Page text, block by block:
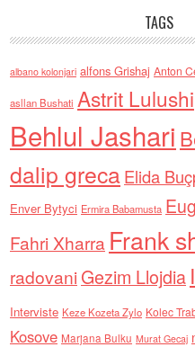
TAGS
albano kolonjari alfons Grishaj Anton
asllan Bushati Astrit Lulushi
Behlul Jashari
dalip grecaElida
Enver Bytyci Ermira Babamusta
Fahri Xharra Frank
radovaniGezim Llojdia
Interviste Keze Kozeta Zylo Kolec
Kosove Marjana Bulku Murat Gecaj